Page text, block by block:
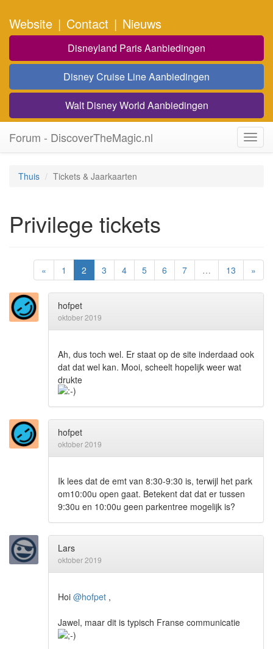
Website | Contact | Nieuws
Disneyland Paris Aanbiedingen
Disney Cruise Line Aanbiedingen
Walt Disney World Aanbiedingen
Forum - DiscoverTheMagic.nl
Thuis Tickets & Jaarkaarten
Privilege tickets
« 1 2 3 4 5 6 7 … 13 »
hofpet
oktober 2019
Ah, dus toch wel. Er staat op de site inderdaad ook
dat dat wel kan. Mooi, scheelt hopelijk weer wat
drukte
hofpet
oktober 2019
Ik lees dat de emt van 8:30-9:30 is, terwijl het park
om10:00u open gaat. Betekent dat dat er tussen
9:30u en 10:00u geen parkentree mogelijk is?
Lars
oktober 2019
Hoi @hofpet ,
Jawel, maar dit is typisch Franse communicatie